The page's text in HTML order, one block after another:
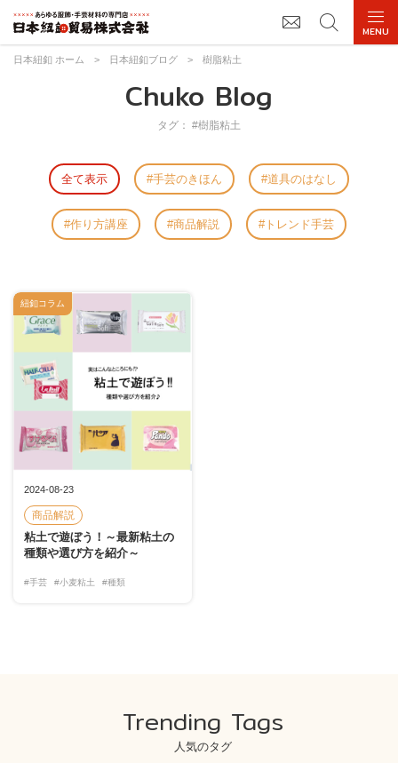
日本紐釦 ホーム > 日本紐釦ブログ > 樹脂粘土
Chuko Blog
タグ： #樹脂粘土
全て表示 手芸のきほん 道具のはなし
作り方講座 商品解説 トレンド手芸
2024-08-23
商品解説
粘土で遊ぼう！～最新粘土の
種類や選び方を紹介～
#手芸 #小麦粘土 #種類
紐釦コラム
Trending Tags
人気のタグ